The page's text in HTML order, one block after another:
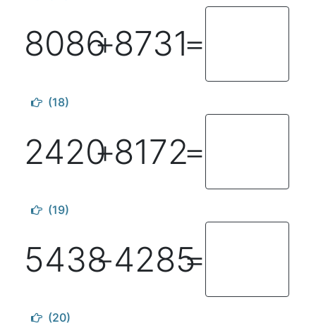
8086＋8731＝
(18)
2420＋8172＝
(19)
5438
－4285
＝
(20)